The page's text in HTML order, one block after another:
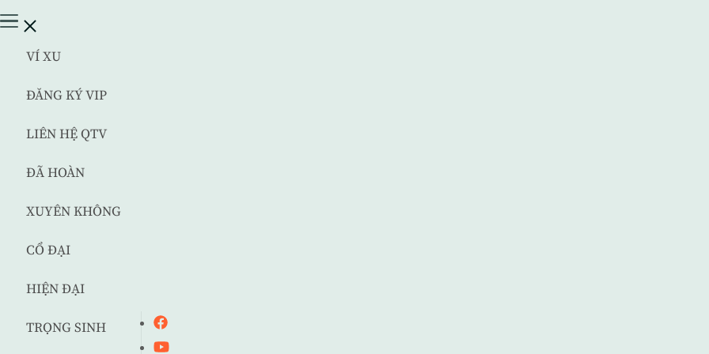
VÍ XU
ĐĂNG KÝ VIP
LIÊN HỆ QTV
ĐÃ HOÀN
XUYÊN KHÔNG
CỔ ĐẠI
HIỆN ĐẠI
TRỌNG SINH